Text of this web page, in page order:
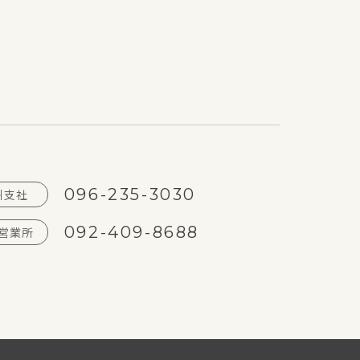
支社 096-235-3030
業所 092-409-8688